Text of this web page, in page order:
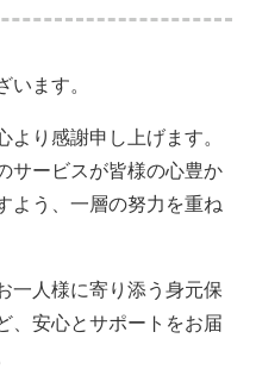
います。
り感謝申し上げます。
サービスが皆様の心豊か
よう、一層の努力を重ね
一人様に寄り添う身元保
、安心とサポートをお届